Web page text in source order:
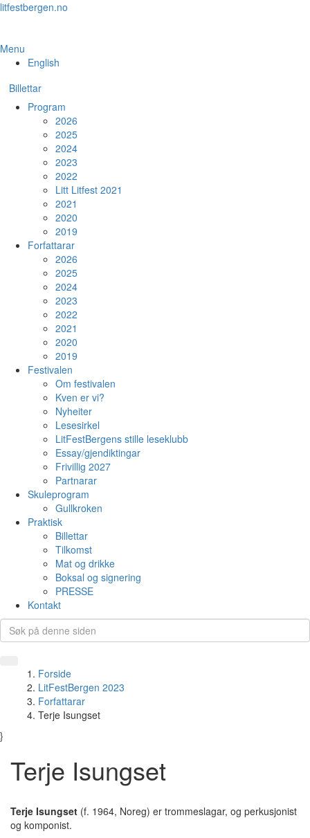
Skip
content
litfestbergen.no
Menu
English
Billettar
Program
2026
2025
2024
2023
2022
Litt Litfest 2021
2021
2020
2019
Forfattarar
2026
2025
2024
2023
2022
2021
2020
2019
Festivalen
Om festivalen
Kven er vi?
Nyheiter
Lesesirkel
LitFestBergens stille leseklubb
Essay/gjendiktingar
Frivillig 2027
Partnarar
Skuleprogram
Gullkroken
Praktisk
Billettar
Tilkomst
Mat og drikke
Boksal og signering
PRESSE
Kontakt
Forside
LitFestBergen 2023
Forfattarar
Terje Isungset
}
Terje Isungset
Terje Isungset (f. 1964, Noreg) er trommeslagar, og perkusjonist
og komponist.